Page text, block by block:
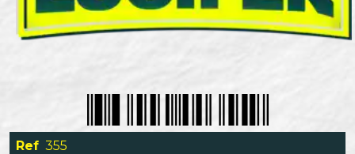
Ref 355